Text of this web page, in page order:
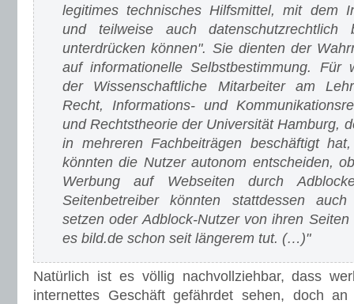
legitimes technisches Hilfsmittel, mit dem
und teilweise auch datenschutzrechtlich
unterdrücken können". Sie dienten der
auf informationelle Selbstbestimmung. Für
der Wissenschaftliche Mitarbeiter am
Recht, Informations- und
und Rechtstheorie der Universität Hamburg,
in mehreren Fachbeiträgen beschäftigt
könnten die Nutzer autonom entscheiden,
Werbung auf Webseiten durch
Seitenbetreiber könnten stattdessen
setzen oder Adblock-Nutzer von ihren
es bild.de schon seit längerem tut. (…)"
Natürlich ist es völlig nachvollziehbar, dass
internettes Geschäft gefährdet sehen, doch